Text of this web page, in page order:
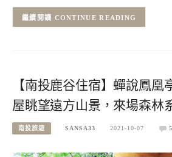
CONTINUE READING
【南投鹿谷住宿】蟬說鳳凰
屋眺望遠方山景，來場森林
南投旅遊 SANSA33 2021-10-07 5